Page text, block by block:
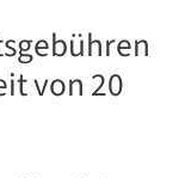
von 20